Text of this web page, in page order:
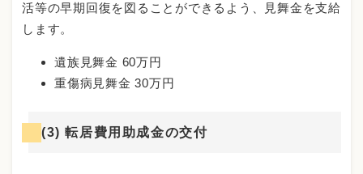
活等の早期回復を図ることができるよう、見舞金を支給
します。
遺族見舞金 60万円
重傷病見舞金 30万円
(3) 転居費用助成金の交付